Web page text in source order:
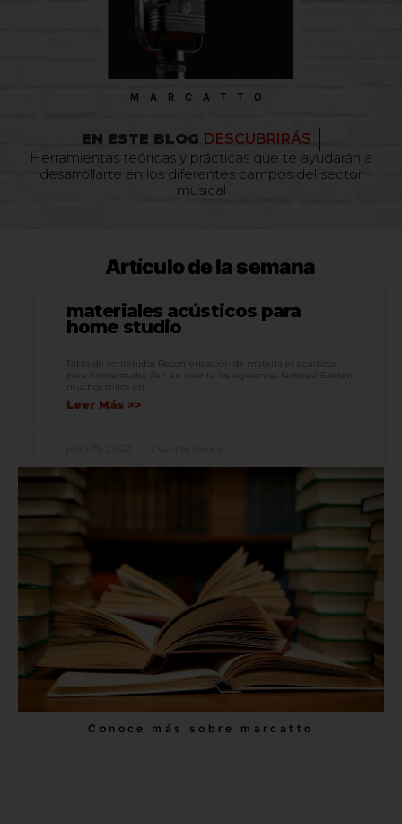
MARCATTO
EN ESTE BLOG APRENDERÁS
Herramientas teóricas y prácticas que te ayudarán a
desarrollarte en los diferentes campos del sector
musical
Conoce más sobre marcatto
Artículo de la semana
materiales acústicos para
home studio
Tabla de contenidos Recomendación de materiales acústicos
para home studio ¡Ten en cuenta los siguientes factores! Existen
muchos mitos en
Leer Más >>